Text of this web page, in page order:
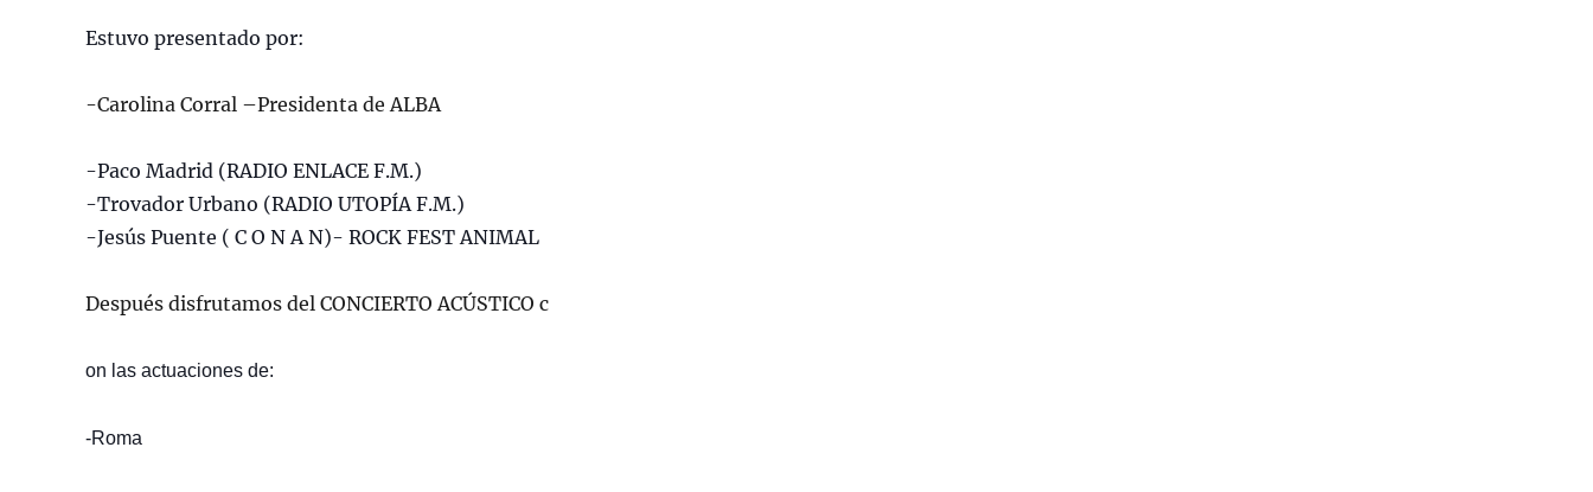
Estuvo presentado por:
-Carolina Corral –Presidenta de ALBA
-Paco Madrid (RADIO ENLACE F.M.)
-Trovador Urbano (RADIO UTOPÍA F.M.)
-Jesús Puente ( C O N A N)- ROCK FEST ANIMAL
Después disfrutamos del CONCIERTO ACÚSTICO c
on las actuaciones de:
-Roma